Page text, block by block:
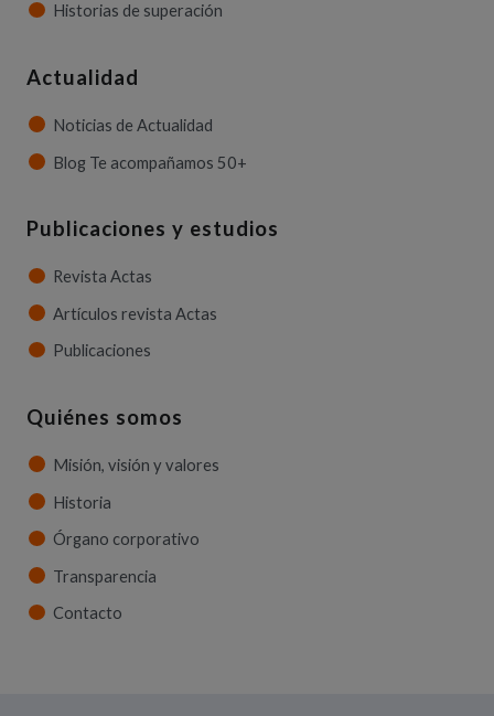
Historias de superación
Actualidad
Noticias de Actualidad
Blog Te acompañamos 50+
Publicaciones y estudios
Revista Actas
Artículos revista Actas
Publicaciones
Quiénes somos
Misión, visión y valores
Historia
Órgano corporativo
Transparencia
Contacto